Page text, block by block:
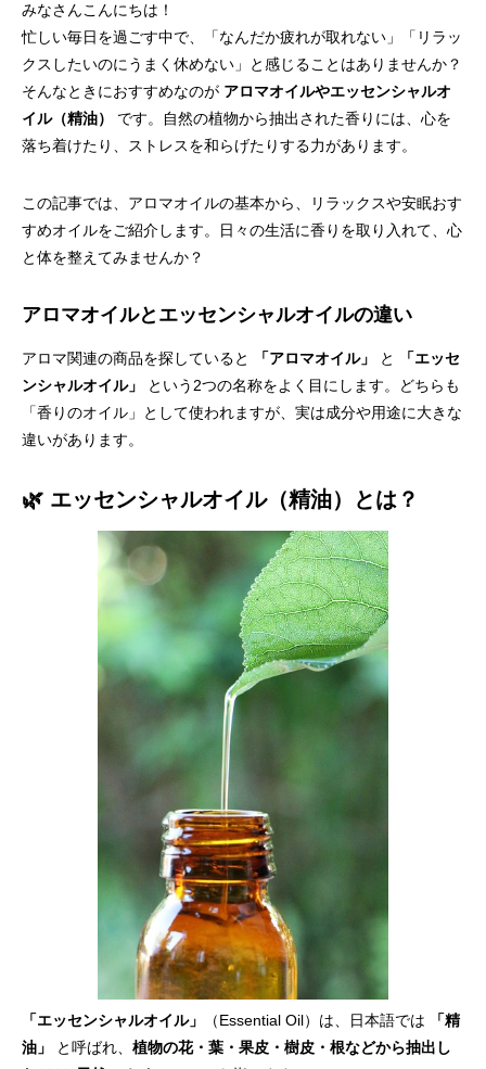
みなさんこんにちは！
忙しい毎日を過ごす中で、「なんだか疲れが取れない」「リラッ
クスしたいのにうまく休めない」と感じることはありませんか？
そんなときにおすすめなのが アロマオイルやエッセンシャルオ
イル（精油）
です。自然の植物から抽出された香りには、心を
落ち着けたり、ストレスを和らげたりする力があります。
この記事では、アロマオイルの基本から、リラックスや安眠おす
すめオイルをご紹介します。日々の生活に香りを取り入れて、心
と体を整えてみませんか？
アロマオイルとエッセンシャルオイルの違い
アロマ関連の商品を探していると 「アロマオイル」 と
「エッセ
ンシャルオイル」
という2つの名称をよく目にします。どちらも
「香りのオイル」として使われますが、実は成分や用途に大きな
違いがあります。
🌿 エッセンシャルオイル（精油）とは？
「エッセンシャルオイル」 （Essential Oil）は、日本語では
「精
油」
と呼ばれ、 植物の花・葉・果皮・樹皮・根などから抽出し